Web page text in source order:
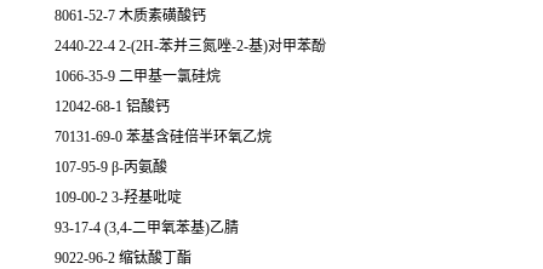
8061-52-7 木质素磺酸钙
2440-22-4 2-(2H-苯并三氮唑-2-基)对甲苯酚
1066-35-9 二甲基一氯硅烷
12042-68-1 铝酸钙
70131-69-0 苯基含硅倍半环氧乙烷
107-95-9 β-丙氨酸
109-00-2 3-羟基吡啶
93-17-4 (3,4-二甲氧苯基)乙腈
9022-96-2 缩钛酸丁酯